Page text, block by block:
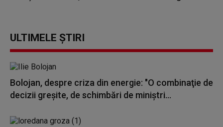
ULTIMELE ȘTIRI
Bolojan, despre criza din energie: "O combinaţie de
decizii greşite, de schimbări de miniştri...